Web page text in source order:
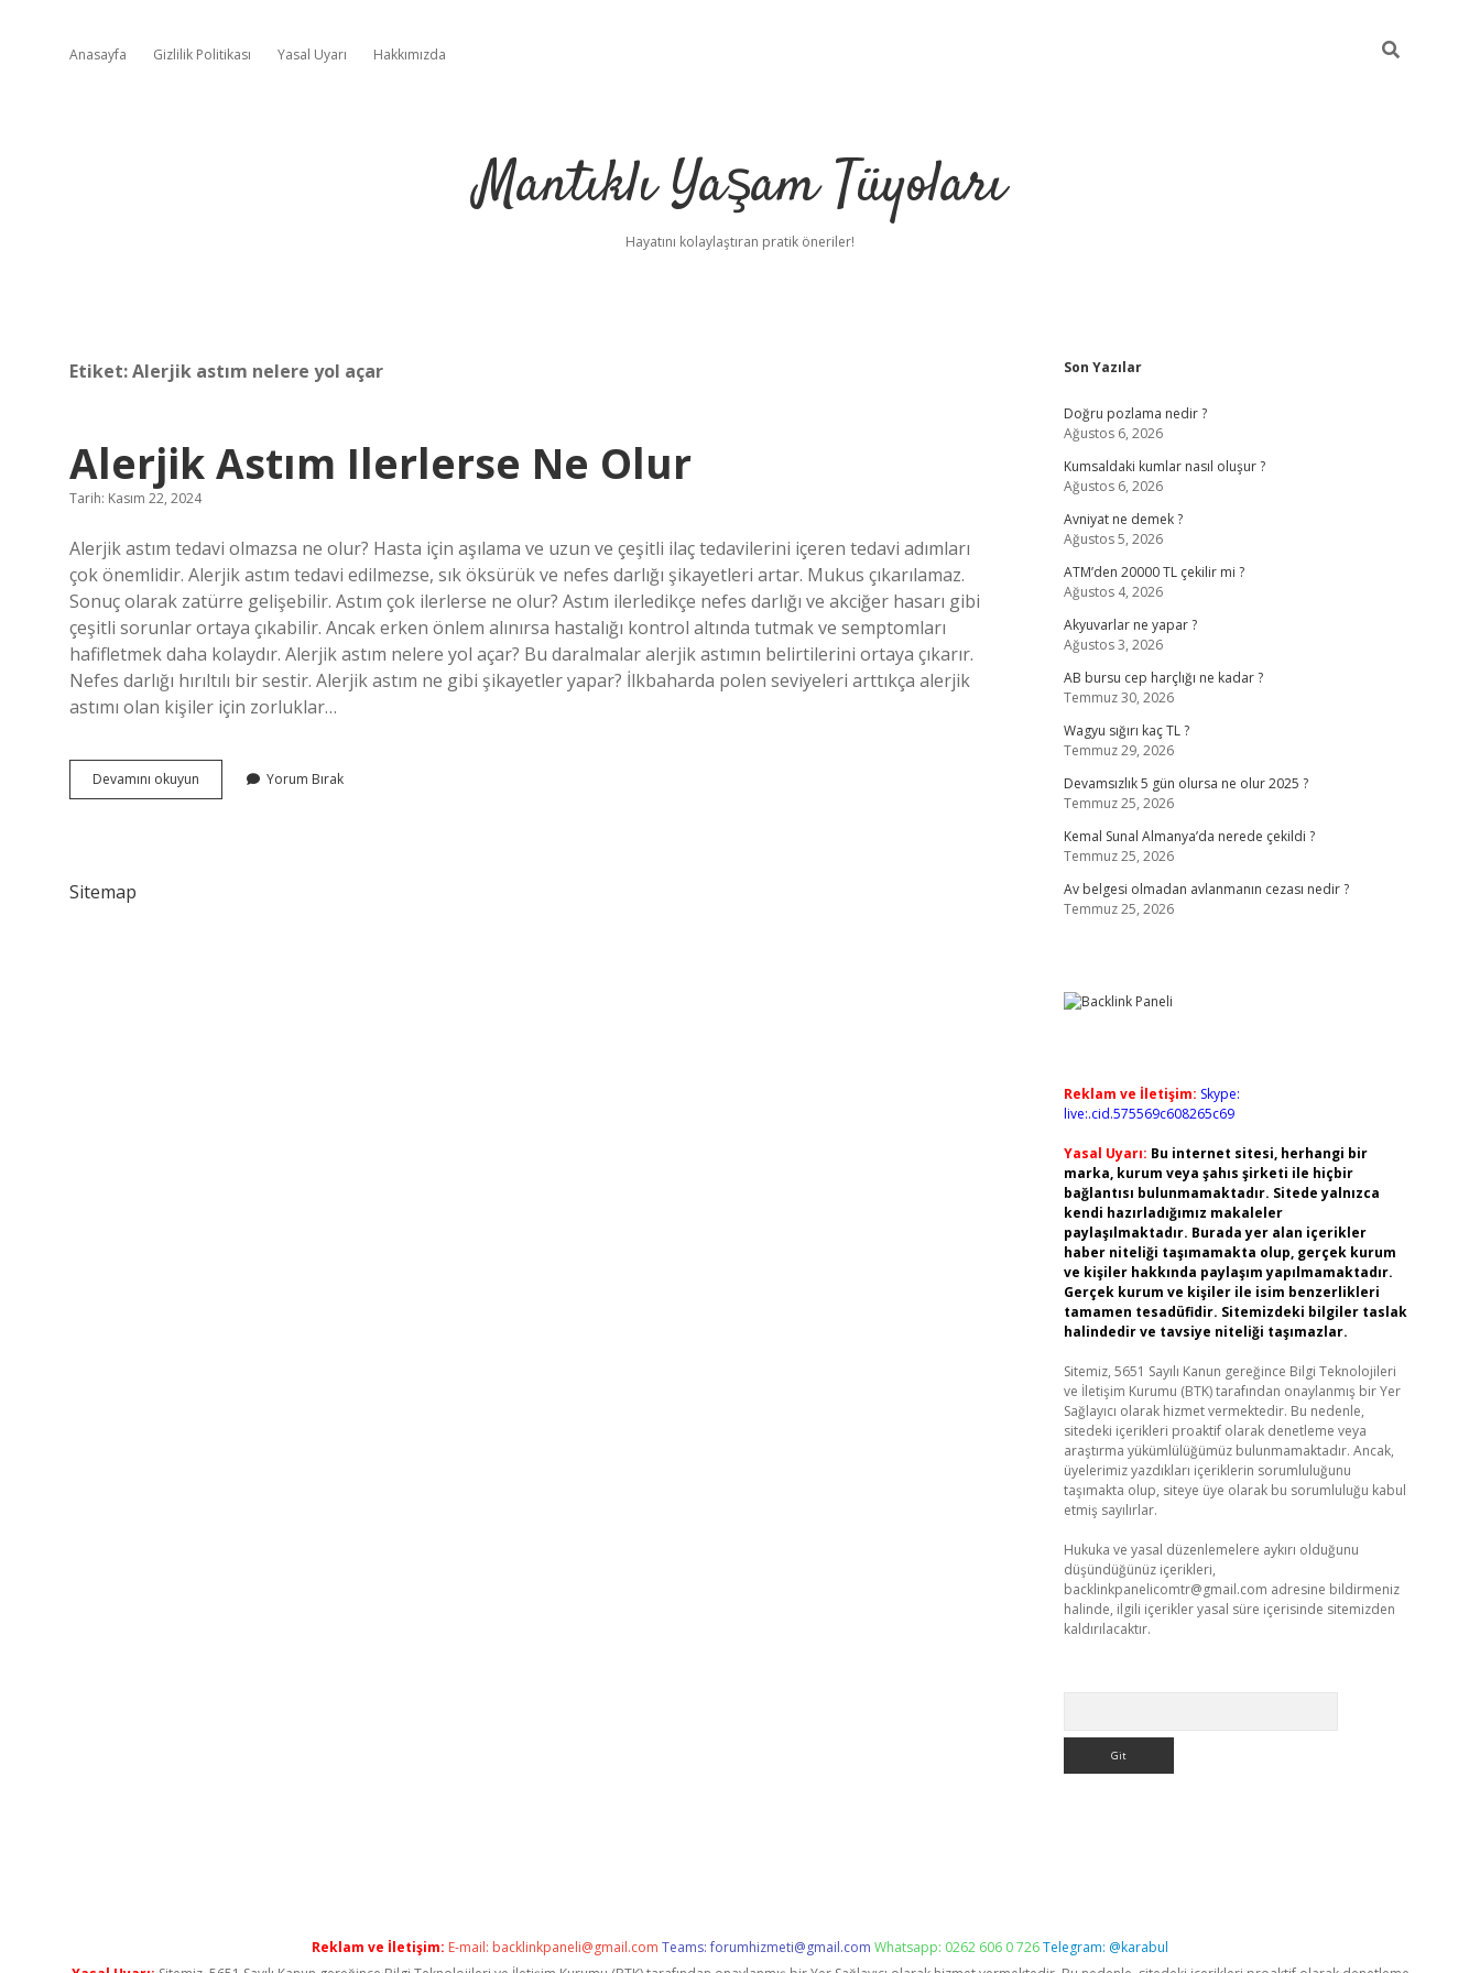
Anasayfa Gizlilik Politikası Yasal Uyarı Hakkımızda
Mantıklı Yaşam Tüyoları
Hayatını kolaylaştıran pratik öneriler!
Etiket:Alerjik astım nelere yol açar
Alerjik Astım Ilerlerse Ne Olur
Tarih: Kasım 22, 2024
Alerjik astım tedavi olmazsa ne olur? Hasta için aşılama ve uzun ve çeşitli ilaç tedavilerini içeren tedavi adımları
çok önemlidir. Alerjik astım tedavi edilmezse, sık öksürük ve nefes darlığı şikayetleri artar. Mukus çıkarılamaz.
Sonuç olarak zatürre gelişebilir. Astım çok ilerlerse ne olur? Astım ilerledikçe nefes darlığı ve akciğer hasarı gibi
çeşitli sorunlar ortaya çıkabilir. Ancak erken önlem alınırsa hastalığı kontrol altında tutmak ve semptomları
hafifletmek daha kolaydır. Alerjik astım nelere yol açar? Bu daralmalar alerjik astımın belirtilerini ortaya çıkarır.
Nefes darlığı hırıltılı bir sestir. Alerjik astım ne gibi şikayetler yapar? İlkbaharda polen seviyeleri arttıkça alerjik
astımı olan kişiler için zorluklar…
Devamını okuyun
Astım
Yorum Bırak
Sitemap
Sidebar
Son Yazılar
Doğru pozlama nedir ?
Ağustos 6, 2026
Kumsaldaki kumlar nasıl oluşur ?
Ağustos 6, 2026
Avniyat ne demek ?
Ağustos 5, 2026
ATM’den 20000 TL çekilir mi ?
Ağustos 4, 2026
Akyuvarlar ne yapar ?
Ağustos 3, 2026
AB bursu cep harçlığı ne kadar ?
Temmuz 30, 2026
Wagyu sığırı kaç TL ?
Temmuz 29, 2026
Devamsızlık 5 gün olursa ne olur 2025 ?
Temmuz 25, 2026
Kemal Sunal Almanya’da nerede çekildi ?
Temmuz 25, 2026
Av belgesi olmadan avlanmanın cezası nedir ?
Temmuz 25, 2026
Reklam ve İletişim: Skype:
live:.cid.575569c608265c69
Yasal Uyarı: Bu internet sitesi, herhangi bir
marka, kurum veya şahıs şirketi ile hiçbir
bağlantısı bulunmamaktadır. Sitede yalnızca
kendi hazırladığımız makaleler
paylaşılmaktadır. Burada yer alan içerikler
haber niteliği taşımamakta olup, gerçek kurum
ve kişiler hakkında paylaşım yapılmamaktadır.
Gerçek kurum ve kişiler ile isim benzerlikleri
tamamen tesadüfidir. Sitemizdeki bilgiler taslak
halindedir ve tavsiye niteliği taşımazlar.
Sitemiz, 5651 Sayılı Kanun gereğince Bilgi Teknolojileri
ve İletişim Kurumu (BTK) tarafından onaylanmış bir Yer
Sağlayıcı olarak hizmet vermektedir. Bu nedenle,
sitedeki içerikleri proaktif olarak denetleme veya
araştırma yükümlülüğümüz bulunmamaktadır. Ancak,
üyelerimiz yazdıkları içeriklerin sorumluluğunu
taşımakta olup, siteye üye olarak bu sorumluluğu kabul
etmiş sayılırlar.
Hukuka ve yasal düzenlemelere aykırı olduğunu
düşündüğünüz içerikleri,
backlinkpanelicomtr@gmail.com adresine bildirmeniz
halinde, ilgili içerikler yasal süre içerisinde sitemizden
kaldırılacaktır.
Reklam ve İletişim: E-mail: backlinkpaneli@gmail.com Teams:forumhizmeti@gmail.com Whatsapp: 0262 606 0 726Telegram: @karabul